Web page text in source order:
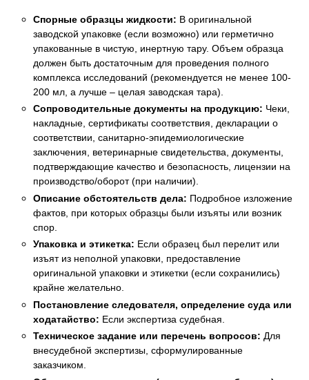
Спорные образцы жидкости: В оригинальной
заводской упаковке (если возможно) или герметично
упакованные в чистую, инертную тару. Объем образца
должен быть достаточным для проведения полного
комплекса исследований (рекомендуется не менее 100-
200 мл, а лучше – целая заводская тара).
Сопроводительные документы на продукцию: Чеки,
накладные, сертификаты соответствия, декларации о
соответствии, санитарно-эпидемиологические
заключения, ветеринарные свидетельства, документы,
подтверждающие качество и безопасность, лицензии на
производство/оборот (при наличии).
Описание обстоятельств дела: Подробное изложение
фактов, при которых образцы были изъяты или возник
спор.
Упаковка и этикетка: Если образец был перелит или
изъят из неполной упаковки, предоставление
оригинальной упаковки и этикетки (если сохранились)
крайне желательно.
Постановление следователя, определение суда или
ходатайство: Если экспертиза судебная.
Техническое задание или перечень вопросов: Для
внесудебной экспертизы, сформулированные
заказчиком.